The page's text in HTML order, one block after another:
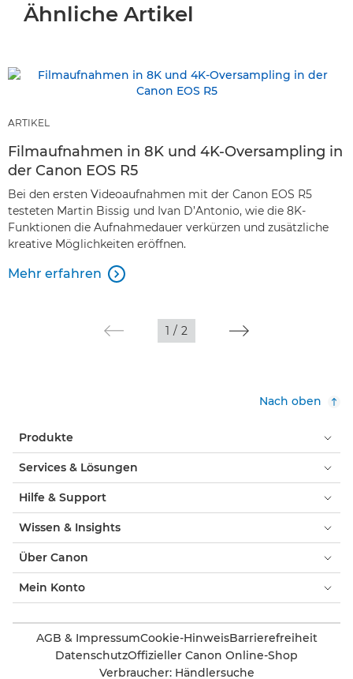
Ähnliche Artikel
ARTIKEL
Filmaufnahmen in 8K und 4K-Oversampling in
der Canon EOS R5
Bei den ersten Videoaufnahmen mit der Canon EOS R5
testeten Martin Bissig und Ivan D’Antonio, wie die 8K-
Funktionen die Aufnahmedauer verkürzen und zusätzliche
kreative Möglichkeiten eröffnen.
Mehr erfahren 
1 / 2
Nach oben
Produkte
Services & Lösungen
Hilfe & Support
Wissen & Insights
Über Canon
Mein Konto
AGB & ImpressumCookie-HinweisBarrierefreiheit
DatenschutzOffizieller Canon Online-Shop
Verbraucher: Händlersuche